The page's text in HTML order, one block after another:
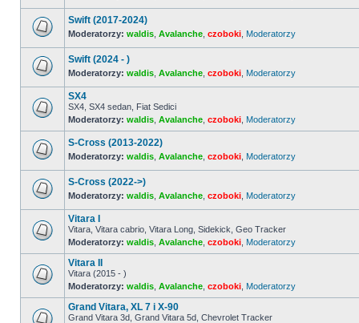
ma
nieprzeczytanych
ma
nieprzeczytanych
Swift (2017-2024)
Moderatorzy: waldis Avalanche czoboki Moderatorzy
ma
nieprzeczytanych
postów
Swift (2024 - )
Moderatorzy: waldis Avalanche czoboki Moderatorzy
Nie
ma
nieprzeczytanych
postów
SX4
SX4, SX4 sedan, Fiat Sedici
Moderatorzy: waldis Avalanche czoboki Moderatorzy
ma
nieprzeczytanych
S-Cross (2013-2022)
Moderatorzy: waldis Avalanche czoboki Moderatorzy
ma
nieprzeczytanych
postów
S-Cross (2022->)
Moderatorzy: waldis Avalanche czoboki Moderatorzy
Nie
ma
nieprzeczytanych
postów
Vitara I
Vitara, Vitara cabrio, Vitara Long, Sidekick, Geo Tracker
Moderatorzy: waldis Avalanche czoboki Moderatorzy
Nie
ma
nieprzeczytanych
postów
Vitara II
Vitara (2015 - )
Moderatorzy: waldis Avalanche czoboki Moderatorzy
Grand Vitara, XL 7 i X-90
Grand Vitara 3d, Grand Vitara 5d, Chevrolet Tracker